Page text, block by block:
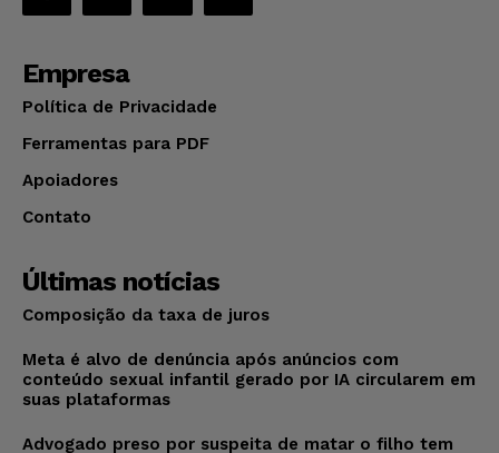
Empresa
Política de Privacidade
Ferramentas para PDF
Apoiadores
Contato
Últimas notícias
Composição da taxa de juros
Meta é alvo de denúncia após anúncios com
conteúdo sexual infantil gerado por IA circularem em
suas plataformas
Advogado preso por suspeita de matar o filho tem